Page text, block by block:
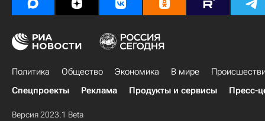
Политика Общество Экономика В мире
Спецпроекты
Реклама Продукты и сервисы Пресс-
Версия 2023.1 Beta